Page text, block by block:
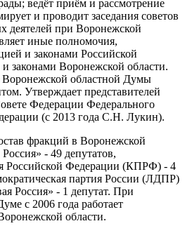
ведёт приём и рассмотрение
и проводит заседания советов
деятелей при Воронежской
иные полномочия,
и законами Российской
законами Воронежской области.
областной Думы
Утверждает представителей
Федерации Федерального
(с 2013 года С.Н. Лукин).
фракций в Воронежской
- 49 депутатов,
Российской Федерации (КПРФ) - 4
партия России (ЛДПР)
Россия» - 1 депутат. При
с 2006 года работает
области.